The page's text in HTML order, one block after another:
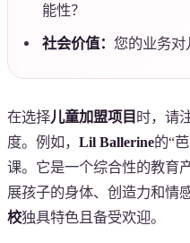
能性？
社会价值： 您的业务对
在选择儿童加盟项目 时，请
度。例如， Lil Ballerine的“
课。它是一个综合性的教育
展孩子的身体、创造力和情
校独具特色且备受欢迎。